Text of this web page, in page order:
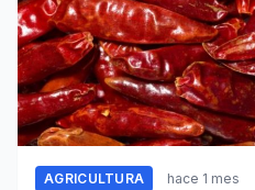
AGRICULTURA hace 1 mes